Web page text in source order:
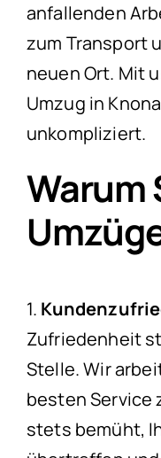
anfallenden
zum Transport
neuen Ort. Mit
Umzug in
unkompliziert.
Warum
1.
Zufriedenheit
Stelle. Wir
besten Service
stets bemüht,